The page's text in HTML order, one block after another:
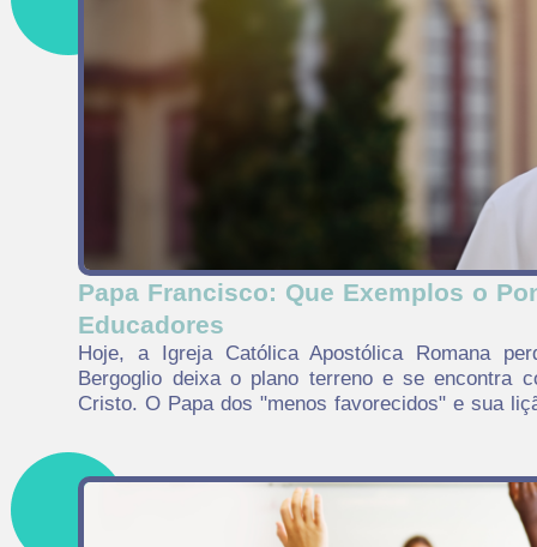
Papa Francisco: Que Exemplos o
Educadores
Hoje, a Igreja Católica Apostólica Romana
Bergoglio deixa o plano terreno e se encontra
Cristo. O Papa dos "menos favorecidos" e sua